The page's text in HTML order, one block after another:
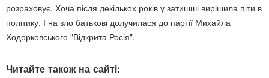
розраховує. Хоча після декількох років у затишші вирішила піти в
політику. І на зло батькові долучилася до партії Михайла
Ходорковського "Відкрита Росія".
Читайте також на сайті: